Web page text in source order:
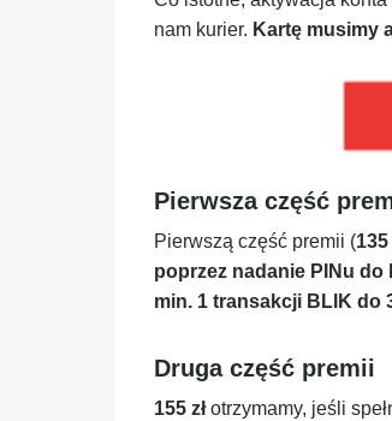
nam kurier. Kartę musimy
Pierwsza część
Pierwszą część premii (
poprzez nadanie PINu do
min. 1 transakcji BLIK do
Druga część premii
155 złotrzymamy, jeśli